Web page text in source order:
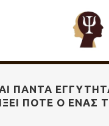
ΠΆΝΤΑ
ΠΟΤΈ Ο